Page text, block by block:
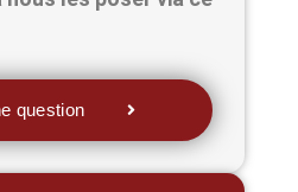
question